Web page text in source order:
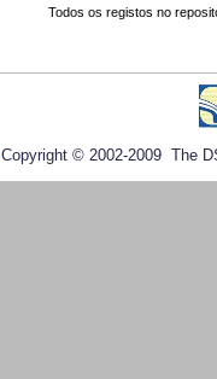
Todos os registos no
Copyright © 2002-2009 The